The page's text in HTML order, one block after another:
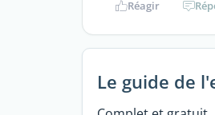
Réagir
Le guide de